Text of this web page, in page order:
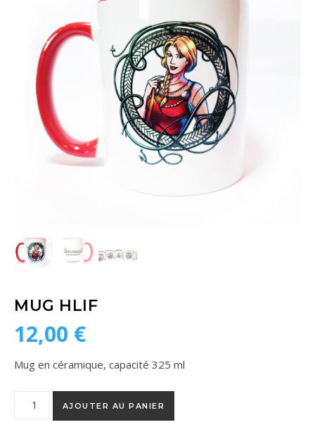
MUG HLIF
12,00 €
Mug en céramique, capacité 325 ml
quantité de Mug HlifAJOUTER AU PANIER